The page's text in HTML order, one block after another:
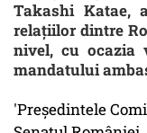
Takashi Katae,
relațiilor dintre
nivel, cu ocazia
mandatului
'Președintele